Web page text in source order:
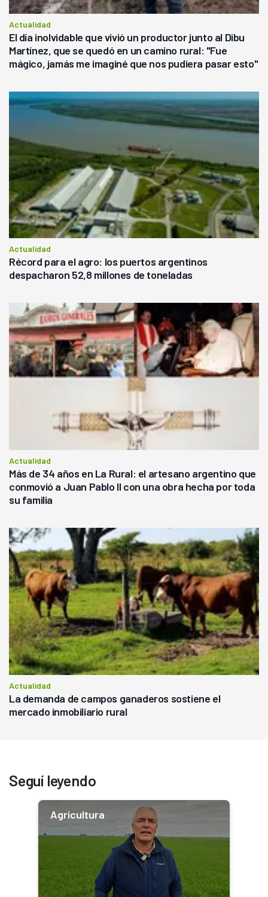
Actualidad
El día inolvidable que vivió un productor junto al Dibu
Martínez, que se quedó en un camino rural: "Fue
mágico, jamás me imaginé que nos pudiera pasar esto"
Actualidad
Récord para el agro: los puertos argentinos
despacharon 52,8 millones de toneladas
Actualidad
Más de 34 años en La Rural: el artesano argentino que
conmovió a Juan Pablo II con una obra hecha por toda
su familia
Actualidad
La demanda de campos ganaderos sostiene el
mercado inmobiliario rural
Seguí leyendo
Agricultura